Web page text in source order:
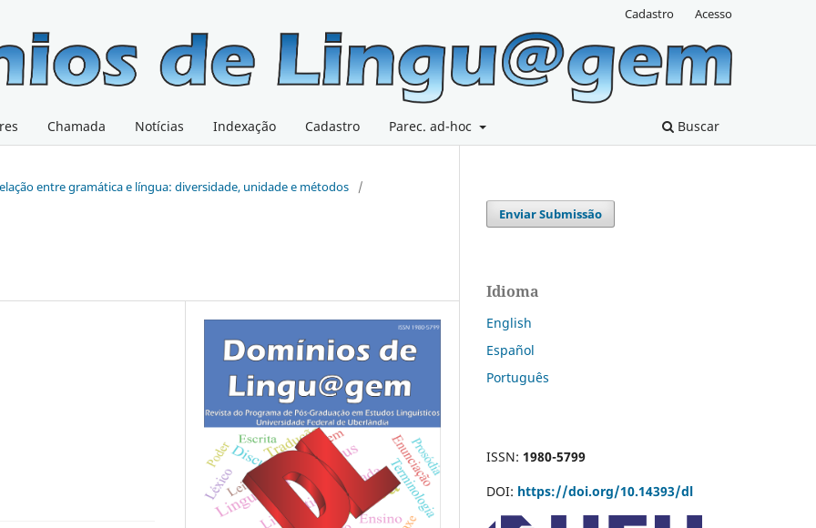
Chamada Notícias Indexação Cadastro Parec. ad-hoc Buscar
Cadastro Acesso
entre gramática e língua: diversidade, unidade e métodos /
Enviar Submissão
Idioma
English
Español
Português
ISSN: 1980-5799
DOI: https://doi.org/10.14393/dl